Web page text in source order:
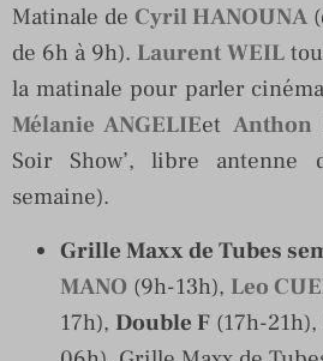
Matinale de Cyril HANOUNA
de 6h à 9h). Laurent WEIL
la matinale pour parler
Mélanie ANGELIEet Anthon
Soir Show’, libre
semaine).
Grille Maxx de Tubes
MANO (9h-13h), Leo
17h), Double F (17h-21h),